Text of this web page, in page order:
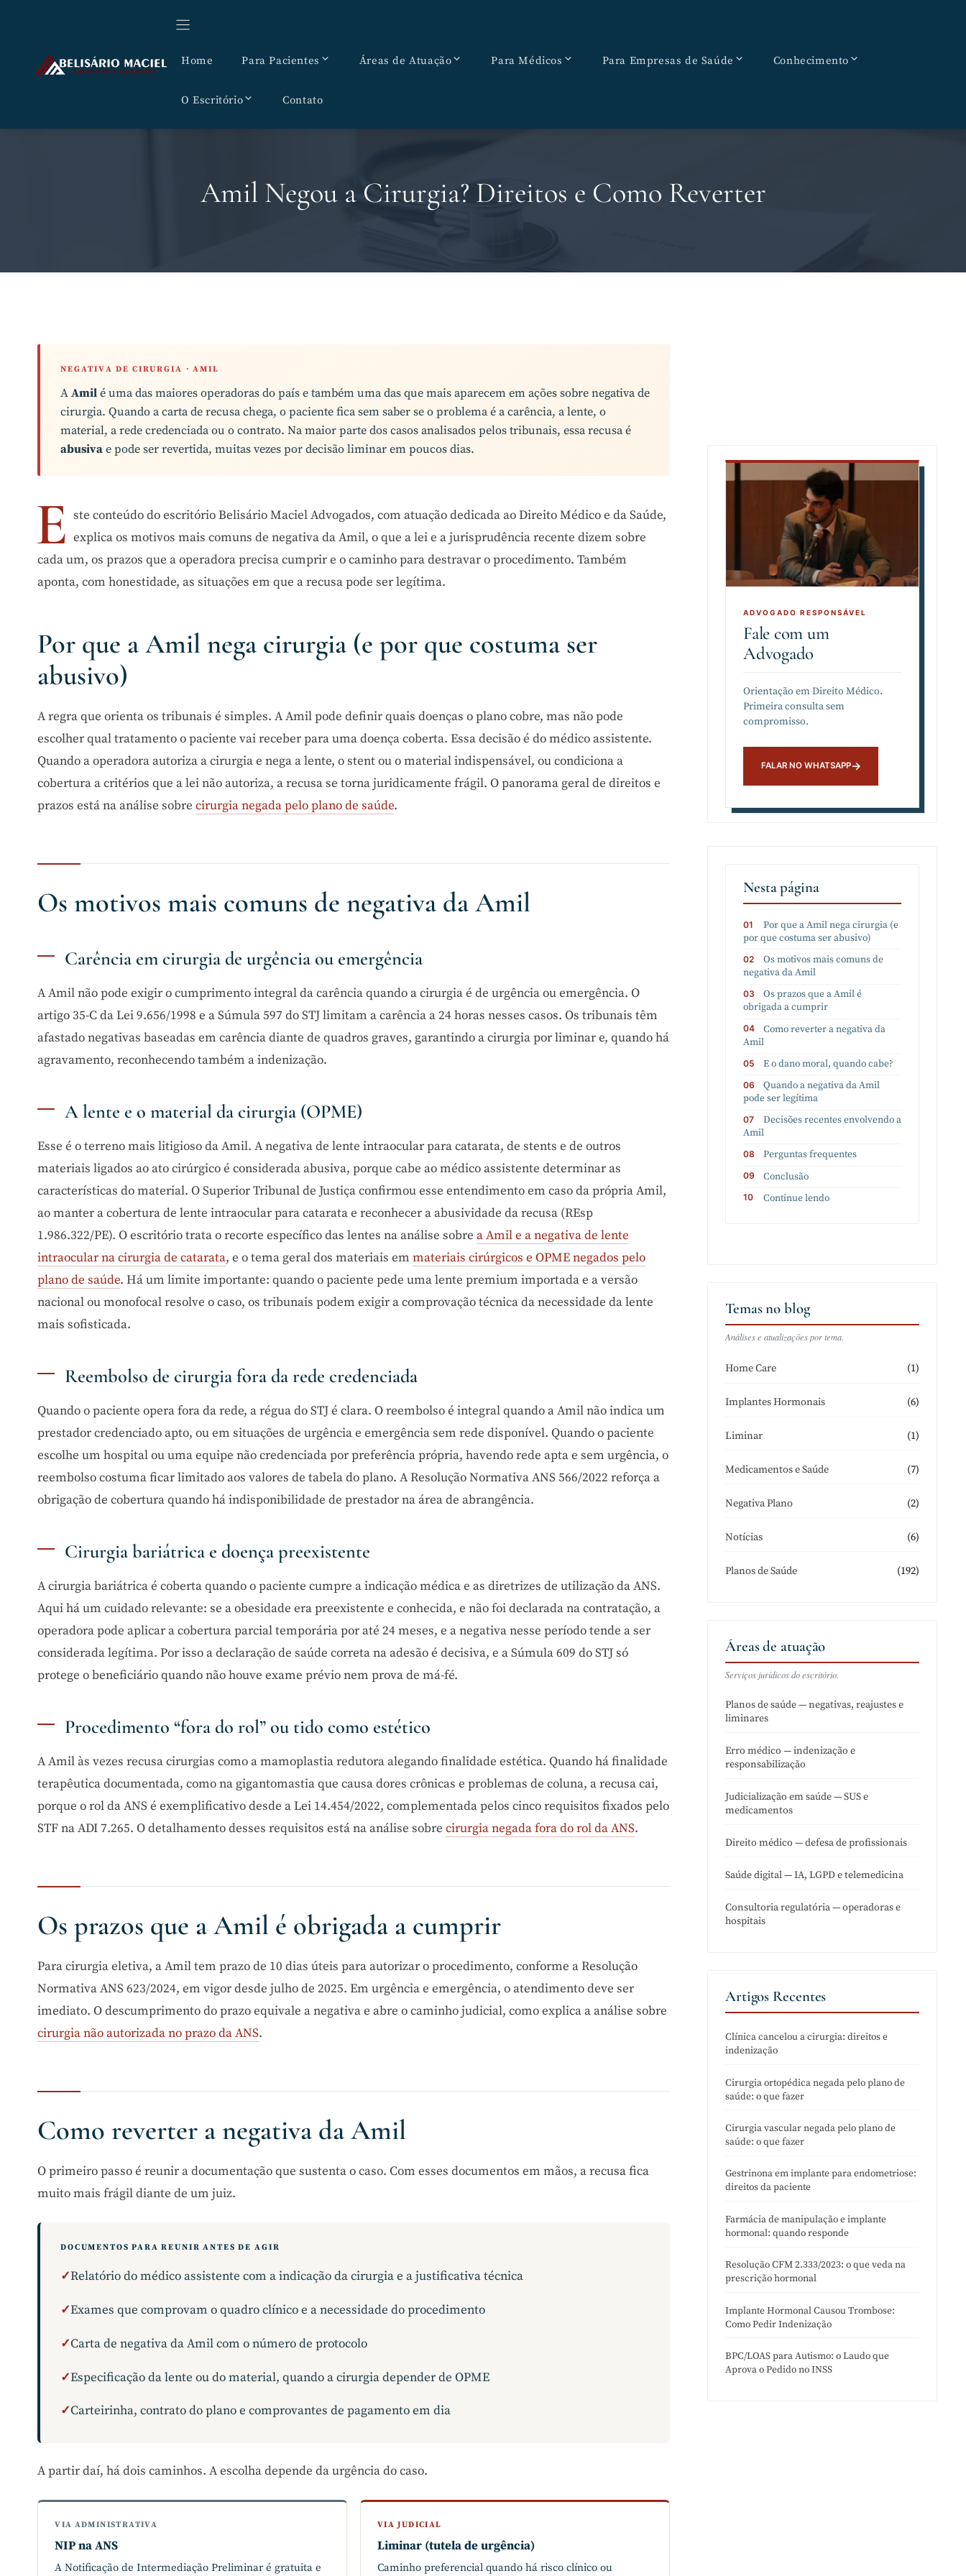
conteúdo
Home Para Pacientes Áreas de Atuação Para Médicos Para Empresas de Saúde Conhecimento
O Escritório Contato
Amil Negou a Cirurgia? Direitos e Como Reverter
NEGATIVA DE CIRURGIA · AMIL
A Amil é uma das maiores operadoras do país e também uma das que mais aparecem em ações sobre negativa de
cirurgia. Quando a carta de recusa chega, o paciente fica sem saber se o problema é a carência, a lente, o
material, a rede credenciada ou o contrato. Na maior parte dos casos analisados pelos tribunais, essa recusa é
abusiva e pode ser revertida, muitas vezes por decisão liminar em poucos dias.
E ste conteúdo do escritório Belisário Maciel Advogados, com atuação dedicada ao Direito Médico e da Saúde,
explica os motivos mais comuns de negativa da Amil, o que a lei e a jurisprudência recente dizem sobre
cada um, os prazos que a operadora precisa cumprir e o caminho para destravar o procedimento. Também
aponta, com honestidade, as situações em que a recusa pode ser legítima.
Por que a Amil nega cirurgia (e por que costuma ser
abusivo)
A regra que orienta os tribunais é simples. A Amil pode definir quais doenças o plano cobre, mas não pode
escolher qual tratamento o paciente vai receber para uma doença coberta. Essa decisão é do médico assistente.
Quando a operadora autoriza a cirurgia e nega a lente, o stent ou o material indispensável, ou condiciona a
cobertura a critérios que a lei não autoriza, a recusa se torna juridicamente frágil. O panorama geral de direitos e
prazos está na análise sobre cirurgia negada pelo plano de saúde.
Os motivos mais comuns de negativa da Amil
Carência em cirurgia de urgência ou emergência
A Amil não pode exigir o cumprimento integral da carência quando a cirurgia é de urgência ou emergência. O
artigo 35-C da Lei 9.656/1998 e a Súmula 597 do STJ limitam a carência a 24 horas nesses casos. Os tribunais têm
afastado negativas baseadas em carência diante de quadros graves, garantindo a cirurgia por liminar e, quando há
agravamento, reconhecendo também a indenização.
A lente e o material da cirurgia (OPME)
Esse é o terreno mais litigioso da Amil. A negativa de lente intraocular para catarata, de stents e de outros
materiais ligados ao ato cirúrgico é considerada abusiva, porque cabe ao médico assistente determinar as
características do material. O Superior Tribunal de Justiça confirmou esse entendimento em caso da própria Amil,
ao manter a cobertura de lente intraocular para catarata e reconhecer a abusividade da recusa (REsp
1.986.322/PE). O escritório trata o recorte específico das lentes na análise sobre a Amil e a negativa de lente
intraocular na cirurgia de catarata, e o tema geral dos materiais em materiais cirúrgicos e OPME negados pelo
plano de saúde. Há um limite importante: quando o paciente pede uma lente premium importada e a versão
nacional ou monofocal resolve o caso, os tribunais podem exigir a comprovação técnica da necessidade da lente
mais sofisticada.
Reembolso de cirurgia fora da rede credenciada
Quando o paciente opera fora da rede, a régua do STJ é clara. O reembolso é integral quando a Amil não indica um
prestador credenciado apto, ou em situações de urgência e emergência sem rede disponível. Quando o paciente
escolhe um hospital ou uma equipe não credenciada por preferência própria, havendo rede apta e sem urgência, o
reembolso costuma ficar limitado aos valores de tabela do plano. A Resolução Normativa ANS 566/2022 reforça a
obrigação de cobertura quando há indisponibilidade de prestador na área de abrangência.
Cirurgia bariátrica e doença preexistente
A cirurgia bariátrica é coberta quando o paciente cumpre a indicação médica e as diretrizes de utilização da ANS.
Aqui há um cuidado relevante: se a obesidade era preexistente e conhecida, e não foi declarada na contratação, a
operadora pode aplicar a cobertura parcial temporária por até 24 meses, e a negativa nesse período tende a ser
considerada legítima. Por isso a declaração de saúde correta na adesão é decisiva, e a Súmula 609 do STJ só
protege o beneficiário quando não houve exame prévio nem prova de má-fé.
Procedimento “fora do rol” ou tido como estético
A Amil às vezes recusa cirurgias como a mamoplastia redutora alegando finalidade estética. Quando há finalidade
terapêutica documentada, como na gigantomastia que causa dores crônicas e problemas de coluna, a recusa cai,
porque o rol da ANS é exemplificativo desde a Lei 14.454/2022, complementada pelos cinco requisitos fixados pelo
STF na ADI 7.265. O detalhamento desses requisitos está na análise sobre cirurgia negada fora do rol da ANS.
Os prazos que a Amil é obrigada a cumprir
Para cirurgia eletiva, a Amil tem prazo de 10 dias úteis para autorizar o procedimento, conforme a Resolução
Normativa ANS 623/2024, em vigor desde julho de 2025. Em urgência e emergência, o atendimento deve ser
imediato. O descumprimento do prazo equivale a negativa e abre o caminho judicial, como explica a análise sobre
cirurgia não autorizada no prazo da ANS.
Como reverter a negativa da Amil
O primeiro passo é reunir a documentação que sustenta o caso. Com esses documentos em mãos, a recusa fica
muito mais frágil diante de um juiz.
DOCUMENTOS PARA REUNIR ANTES DE AGIR
✓Relatório do médico assistente com a indicação da cirurgia e a justificativa técnica
✓Exames que comprovam o quadro clínico e a necessidade do procedimento
✓Carta de negativa da Amil com o número de protocolo
✓Especificação da lente ou do material, quando a cirurgia depender de OPME
✓Carteirinha, contrato do plano e comprovantes de pagamento em dia
A partir daí, há dois caminhos. A escolha depende da urgência do caso.
VIA ADMINISTRATIVA
NIP na ANS
A Notificação de Intermediação Preliminar é gratuita e
VIA JUDICIAL
Liminar (tutela de urgência)
Caminho preferencial quando há risco clínico ou
Fale com um
Advogado
Orientação em Direito Médico.
Primeira consulta sem
compromisso.
Nesta página
Por que a Amil nega cirurgia (e
por que costuma ser abusivo)
Os motivos mais comuns de
negativa da Amil
Os prazos que a Amil é
obrigada a cumprir
Como reverter a negativa da
Amil
E o dano moral, quando cabe?
Quando a negativa da Amil
pode ser legítima
Decisões recentes envolvendo a
Amil
Perguntas frequentes
Conclusão
Continue lendo
Temas no blog
Análises e atualizações por tema.
Home Care (1)
Implantes Hormonais (6)
Liminar (1)
Medicamentos e Saúde (7)
Negativa Plano (2)
Notícias (6)
Planos de Saúde (192)
Áreas de atuação
Serviços jurídicos do escritório.
Planos de saúde — negativas, reajustes e
liminares
Erro médico — indenização e
responsabilização
Judicialização em saúde — SUS e
medicamentos
Direito médico — defesa de profissionais
Saúde digital — IA, LGPD e telemedicina
Consultoria regulatória — operadoras e
hospitais
Artigos Recentes
Clínica cancelou a cirurgia: direitos e
indenização
Cirurgia ortopédica negada pelo plano de
saúde: o que fazer
Cirurgia vascular negada pelo plano de
saúde: o que fazer
Gestrinona em implante para endometriose:
direitos da paciente
Farmácia de manipulação e implante
hormonal: quando responde
Resolução CFM 2.333/2023: o que veda na
prescrição hormonal
Implante Hormonal Causou Trombose:
Como Pedir Indenização
BPC/LOAS para Autismo: o Laudo que
Aprova o Pedido no INSS